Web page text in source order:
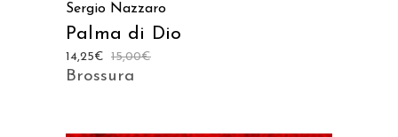
Sergio Nazzaro
Palma di Dio
15,00€
14,25€
Brossura